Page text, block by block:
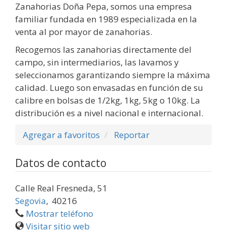
Zanahorias Doña Pepa, somos una empresa
familiar fundada en 1989 especializada en la
venta al por mayor de zanahorias.
Recogemos las zanahorias directamente del
campo, sin intermediarios, las lavamos y
seleccionamos garantizando siempre la máxima
calidad. Luego son envasadas en función de su
calibre en bolsas de 1/2kg, 1kg, 5kg o 10kg. La
distribución es a nivel nacional e internacional.
Agregar a favoritos
Reportar
Datos de contacto
Calle Real Fresneda, 51
Segovia, 40216
Mostrar teléfono
Visitar sitio web